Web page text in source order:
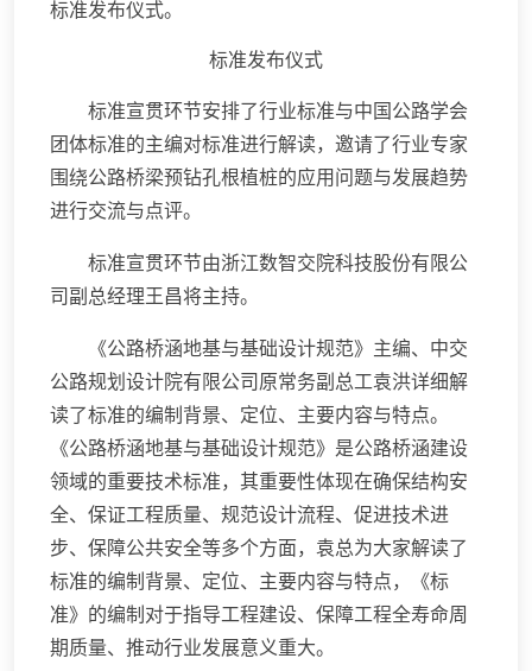
标准发布仪式。
标准发布仪式
标准宣贯环节安排了行业标准与中国公路学会
团体标准的主编对标准进行解读，邀请了行业专家
围绕公路桥梁预钻孔根植桩的应用问题与发展趋势
进行交流与点评。
标准宣贯环节由浙江数智交院科技股份有限公
司副总经理王昌将主持。
《公路桥涵地基与基础设计规范》主编、中交
公路规划设计院有限公司原常务副总工袁洪详细解
读了标准的编制背景、定位、主要内容与特点。
《公路桥涵地基与基础设计规范》是公路桥涵建设
领域的重要技术标准，其重要性体现在确保结构安
全、保证工程质量、规范设计流程、促进技术进
步、保障公共安全等多个方面，袁总为大家解读了
标准的编制背景、定位、主要内容与特点，《标
准》的编制对于指导工程建设、保障工程全寿命周
期质量、推动行业发展意义重大。